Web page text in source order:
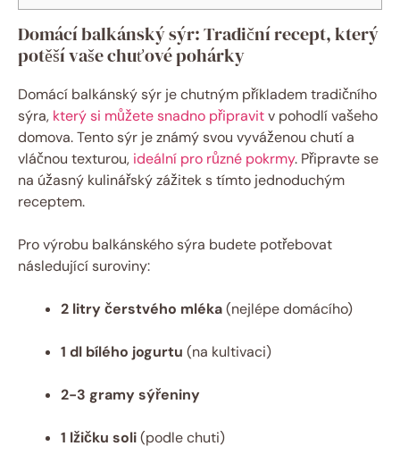
Domácí balkánský sýr: Tradiční recept, který
potěší vaše chuťové pohárky
Domácí balkánský sýr je chutným příkladem tradičního
sýra, který si můžete snadno připravitv pohodlí vašeho
domova. Tento sýr je známý svou vyváženou chutí a
vláčnou texturou, ideální pro různé pokrmy. Připravte se
na úžasný kulinářský zážitek s tímto jednoduchým
receptem.
Pro výrobu balkánského sýra budete potřebovat
následující suroviny:
2 litry čerstvého mléka(nejlépe domácího)
1 dl bílého jogurtu (na kultivaci)
2-3 gramy sýřeniny
1 lžičku soli(podle chuti)